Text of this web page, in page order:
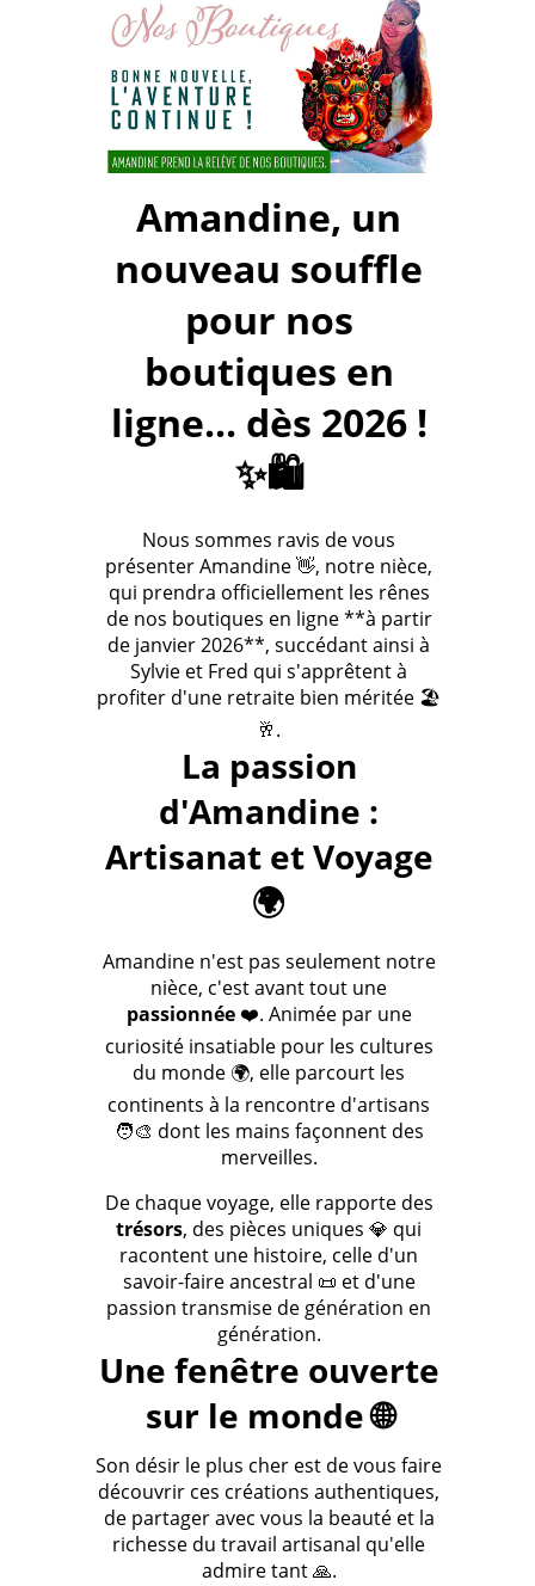
Amandine, un
nouveau souffle
pour nos
boutiques en
ligne... dès 2026 !
✨🛍️
Nous sommes ravis de vous
présenter Amandine 👋, notre nièce,
qui prendra officiellement les rênes
de nos boutiques en ligne **à partir
de janvier 2026**, succédant ainsi à
Sylvie et Fred qui s'apprêtent à
profiter d'une retraite bien méritée 🏖️
🥂.
La passion
d'Amandine :
Artisanat et Voyage
🌍
Amandine n'est pas seulement notre
nièce, c'est avant tout une
passionnée❤️. Animée par une
curiosité insatiable pour les cultures
du monde 🌍, elle parcourt les
continents à la rencontre d'artisans
🧑‍🎨 dont les mains façonnent des
merveilles.
De chaque voyage, elle rapporte des
trésors, des pièces uniques 💎 qui
racontent une histoire, celle d'un
savoir-faire ancestral 📜 et d'une
passion transmise de génération en
génération.
Une fenêtre ouverte
sur le monde 🌐
Son désir le plus cher est de vous faire
découvrir ces créations authentiques,
de partager avec vous la beauté et la
richesse du travail artisanal qu'elle
admire tant 🙏.